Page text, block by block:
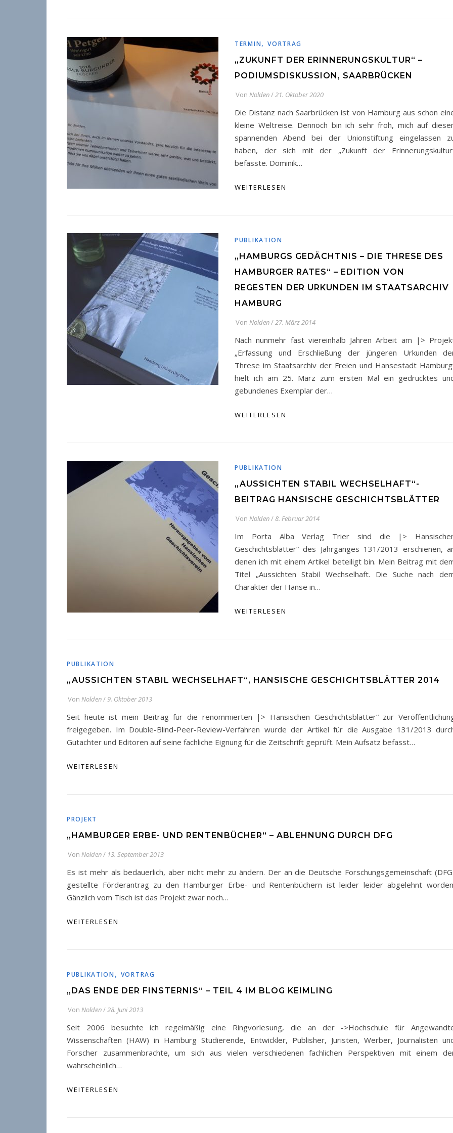
TERMIN,VORTRAG
„ZUKUNFT DER ERINNERUNGSKULTUR“ –
PODIUMSDISKUSSION, SAARBRÜCKEN
Von Nolden/21. Oktober 2020
Die Distanz nach Saarbrücken ist von Hamburg aus schon
kleine Weltreise. Dennoch bin ich sehr froh, mich auf
spannenden Abend bei der Unionstiftung eingelassen
haben, der sich mit der „Zukunft der
befasste. Dominik…
WEITERLESEN
PUBLIKATION
„HAMBURGS GEDÄCHTNIS – DIE THRESE DES
HAMBURGER RATES“ – EDITION VON
REGESTEN DER URKUNDEN IM STAATSARCHIV
HAMBURG
Von Nolden/27. März 2014
Nach nunmehr fast viereinhalb Jahren Arbeit am |>
„Erfassung und Erschließung der jüngeren Urkunden
Threse im Staatsarchiv der Freien und Hansestadt
hielt ich am 25. März zum ersten Mal ein gedrucktes
gebundenes Exemplar der…
WEITERLESEN
PUBLIKATION
„AUSSICHTEN STABIL WECHSELHAFT“-
BEITRAG HANSISCHE GESCHICHTSBLÄTTER
Von Nolden/8. Februar 2014
Im Porta Alba Verlag Trier sind die |>
Geschichtsblätter“ des Jahrganges 131/2013 erschienen,
denen ich mit einem Artikel beteiligt bin. Mein Beitrag mit
Titel „Aussichten Stabil Wechselhaft. Die Suche nach
Charakter der Hanse in…
WEITERLESEN
PUBLIKATION
„AUSSICHTEN STABIL WECHSELHAFT“, HANSISCHE GESCHICHTSBLÄTTER 2014
Von Nolden/9. Oktober 2013
Seit heute ist mein Beitrag für die renommierten |> Hansischen Geschichtsblätter“ zur
freigegeben. Im Double-Blind-Peer-Review-Verfahren wurde der Artikel für die Ausgabe 131/2013
Gutachter und Editoren auf seine fachliche Eignung für die Zeitschrift geprüft. Mein Aufsatz befasst…
WEITERLESEN
PROJEKT
„HAMBURGER ERBE- UND RENTENBÜCHER“ – ABLEHNUNG DURCH DFG
Von Nolden/ 13. September 2013
Es ist mehr als bedauerlich, aber nicht mehr zu ändern. Der an die Deutsche Forschungsgemeinschaft
gestellte Förderantrag zu den Hamburger Erbe- und Rentenbüchern ist leider leider abgelehnt
Gänzlich vom Tisch ist das Projekt zwar noch…
WEITERLESEN
PUBLIKATION , VORTRAG
„DAS ENDE DER FINSTERNIS“ – TEIL 4 IM BLOG KEIMLING
Von Nolden/28. Juni 2013
Seit 2006 besuchte ich regelmäßig eine Ringvorlesung, die an der ->Hochschule für
Wissenschaften (HAW) in Hamburg Studierende, Entwickler, Publisher, Juristen, Werber, Journalisten
Forscher zusammenbrachte, um sich aus vielen verschiedenen fachlichen Perspektiven mit einem
wahrscheinlich…
WEITERLESEN